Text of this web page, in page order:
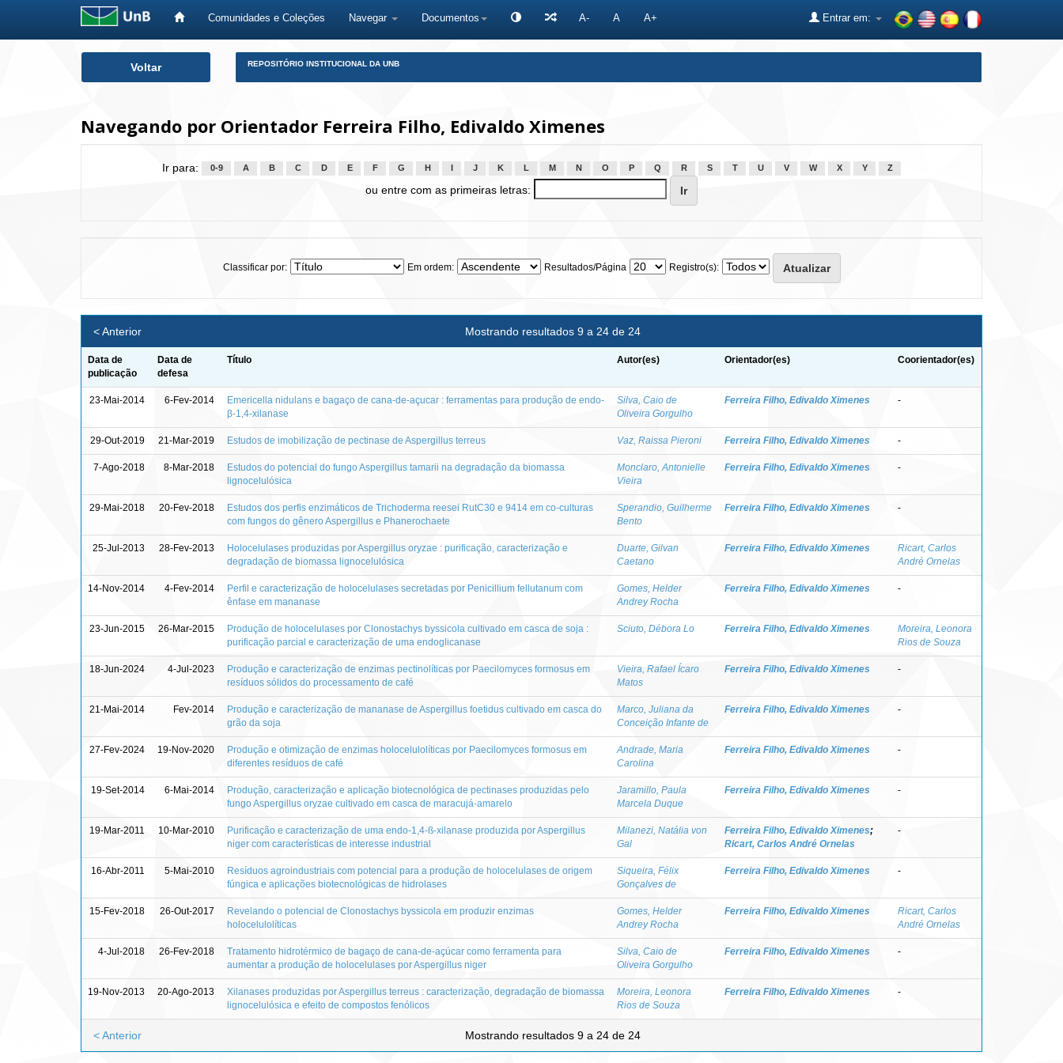
Comunidades e Coleções Navegar Documentos A- A A+ Entrar em:
Voltar REPOSITÓRIO INSTITUCIONAL DA UNB
Navegando por Orientador Ferreira Filho, Edivaldo Ximenes
Ir para: 0-9 A B C D E F G H J K L M N O P Q R S T U V W X Y Z
ou entre com as primeiras letras:
Classificar por: Em ordem: Resultados/Página Registro(s):
Mostrando resultados 9 a 24 de 24
< Anterior
Data de
publicação
Data de
defesa
Título Autor(es) Orientador(es) Coorientador(es)
23-Mai-2014 6-Fev-2014
Emericella nidulans e bagaço de cana-de-açucar : ferramentas para produção de endo-
β-1,4-xilanase
Silva, Caio de
Oliveira Gorgulho
Ferreira Filho, Edivaldo Ximenes -
29-Out-2019 21-Mar-2019 Estudos de imobilização de pectinase de Aspergillus terreus Vaz, Raissa Pieroni Ferreira Filho, Edivaldo Ximenes -
7-Ago-2018 8-Mar-2018
Estudos do potencial do fungo Aspergillus tamarii na degradação da biomassa
lignocelulósica
Monclaro, Antonielle
Vieira
Ferreira Filho, Edivaldo Ximenes -
29-Mai-2018 20-Fev-2018
Estudos dos perfis enzimáticos de Trichoderma reesei RutC30 e 9414 em co-culturas
com fungos do gênero Aspergillus e Phanerochaete
Sperandio, Guilherme
Bento
Ferreira Filho, Edivaldo Ximenes -
25-Jul-2013 28-Fev-2013
Holocelulases produzidas por Aspergillus oryzae : purificação, caracterização e
degradação de biomassa lignocelulósica
Duarte, Gilvan
Caetano
Ferreira Filho, Edivaldo Ximenes
Ricart, Carlos
André Ornelas
14-Nov-2014 4-Fev-2014
Perfil e caracterização de holocelulases secretadas por Penicillium fellutanum com
ênfase em mananase
Gomes, Helder
Andrey Rocha
Ferreira Filho, Edivaldo Ximenes -
23-Jun-2015 26-Mar-2015
Produção de holocelulases por Clonostachys byssicola cultivado em casca de soja :
purificação parcial e caracterização de uma endoglicanase
Sciuto, Débora Lo Ferreira Filho, Edivaldo Ximenes
Moreira, Leonora
Rios de Souza
18-Jun-2024 4-Jul-2023
Produção e caracterização de enzimas pectinolíticas por Paecilomyces formosus em
resíduos sólidos do processamento de café
Vieira, Rafael Ícaro
Matos
Ferreira Filho, Edivaldo Ximenes -
21-Mai-2014 Fev-2014
Produção e caracterização de mananase de Aspergillus foetidus cultivado em casca do
grão da soja
Marco, Juliana da
Conceição Infante de
Ferreira Filho, Edivaldo Ximenes -
27-Fev-2024 19-Nov-2020
Produção e otimização de enzimas holocelulolíticas por Paecilomyces formosus em
diferentes resíduos de café
Andrade, Maria
Carolina
Ferreira Filho, Edivaldo Ximenes -
19-Set-2014 6-Mai-2014
Produção, caracterização e aplicação biotecnológica de pectinases produzidas pelo
fungo Aspergillus oryzae cultivado em casca de maracujá-amarelo
Jaramillo, Paula
Marcela Duque
Ferreira Filho, Edivaldo Ximenes -
19-Mar-2011 10-Mar-2010
Purificação e caracterização de uma endo-1,4-ß-xilanase produzida por Aspergillus
niger com características de interesse industrial
Milanezi, Natália von
Gal
Ferreira Filho, Edivaldo Ximenes;
Ricart, Carlos André Ornelas
-
16-Abr-2011 5-Mai-2010
Resíduos agroindustriais com potencial para a produção de holocelulases de origem
fúngica e aplicações biotecnológicas de hidrolases
Siqueira, Félix
Gonçalves de
Ferreira Filho, Edivaldo Ximenes -
15-Fev-2018 26-Out-2017
Revelando o potencial de Clonostachys byssicola em produzir enzimas
holocelulolíticas
Gomes, Helder
Andrey Rocha
Ferreira Filho, Edivaldo Ximenes
Ricart, Carlos
André Ornelas
4-Jul-2018 26-Fev-2018
Tratamento hidrotérmico de bagaço de cana-de-açúcar como ferramenta para
aumentar a produção de holocelulases por Aspergillus niger
Silva, Caio de
Oliveira Gorgulho
Ferreira Filho, Edivaldo Ximenes -
19-Nov-2013 20-Ago-2013
Xilanases produzidas por Aspergillus terreus : caracterização, degradação de biomassa
lignocelulósica e efeito de compostos fenólicos
Moreira, Leonora
Rios de Souza
Ferreira Filho, Edivaldo Ximenes -
Mostrando resultados 9 a 24 de 24
< Anterior